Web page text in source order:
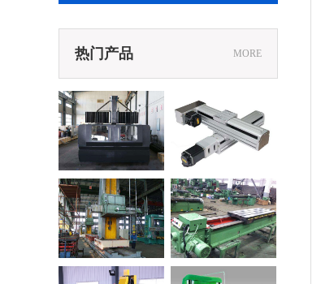
热门产品 MORE
镶直线导轨滑台
行程1000mm机械
滑台